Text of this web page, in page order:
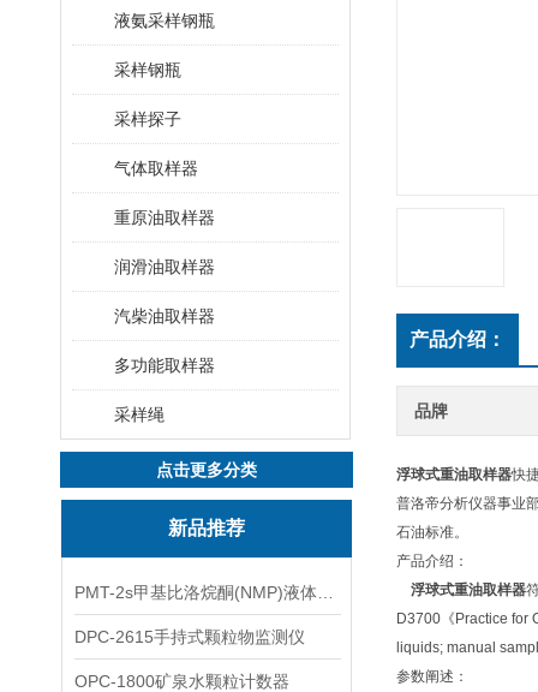
液氨采样钢瓶
采样钢瓶
采样探子
气体取样器
重原油取样器
润滑油取样器
汽柴油取样器
多功能取样器
采样绳
点击更多分类
新品推荐
DPC-2615手持式颗粒物监测仪
OPC-1800矿泉水颗粒计数器
产品介绍：
品牌
浮球式重油取样器快
普洛帝分析仪器事业
石油标准。
产品介绍：
浮球式重油取样器
D3700《Practice for
liquids; manual
参数阐述：